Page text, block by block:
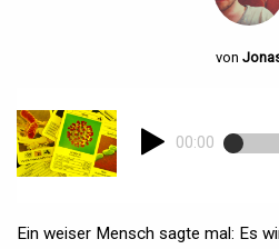
von
00:00
Ein weiser Mensch sagte mal: Es